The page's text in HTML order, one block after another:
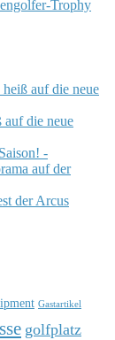
Trophy
auf die neue
auf die neue
-
auf der
der Arcus
Gastartikel
golfplatz